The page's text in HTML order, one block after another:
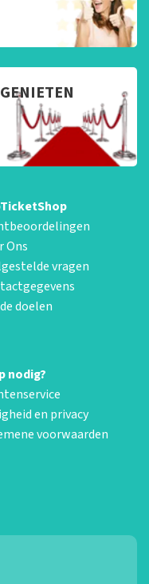
Ons
vragen
doelen
nodig?
en privacy
voorwaarden